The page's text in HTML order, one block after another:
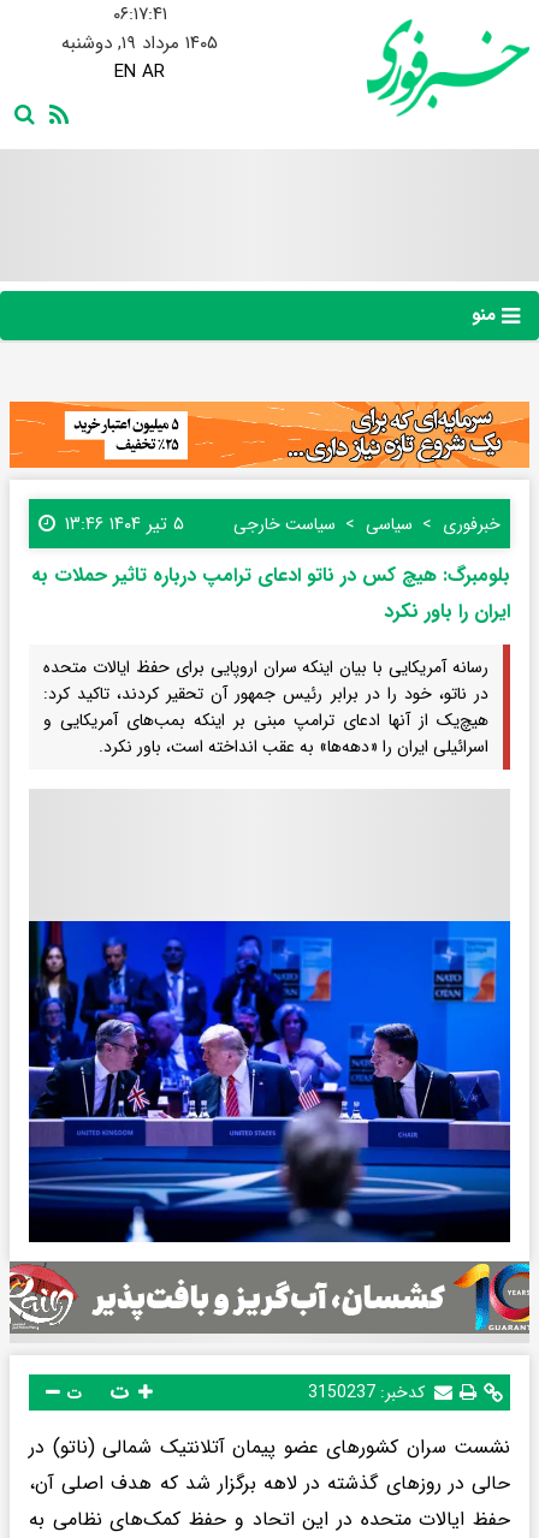
۰۶:۱۷:۴۲
۱۴۰۵ مرداد ۱۹, دوشنبه
EN AR
منو
خبرفوری سیاسی سیاست خارجی ۵ تیر ۱۴۰۴ ۱۳:۴۶
بلومبرگ: هیچ کس در ناتو ادعای ترامپ درباره تاثیر حملات به
ایران را باور نکرد
رسانه آمریکایی با بیان اینکه سران اروپایی برای حفظ ایالات متحده
در ناتو، خود را در برابر رئیس جمهور آن تحقیر کردند، تاکید کرد:
هیچ‌یک از آنها ادعای ترامپ مبنی بر اینکه بمب‌های آمریکایی و
اسرائیلی ایران را «دهه‌ها» به عقب انداخته است، باور نکرد.
کدخبر: 3150237 ت
نشست سران کشورهای عضو پیمان آتلانتیک شمالی (ناتو) در
حالی در روزهای گذشته در لاهه برگزار شد که هدف اصلی آن،
حفظ ایالات متحده در این اتحاد و حفظ کمک‌های نظامی به